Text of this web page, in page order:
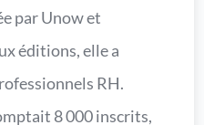
par Unow et
éditions, elle a
RH.
8 000 inscrits,